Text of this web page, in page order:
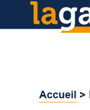
Accueil >